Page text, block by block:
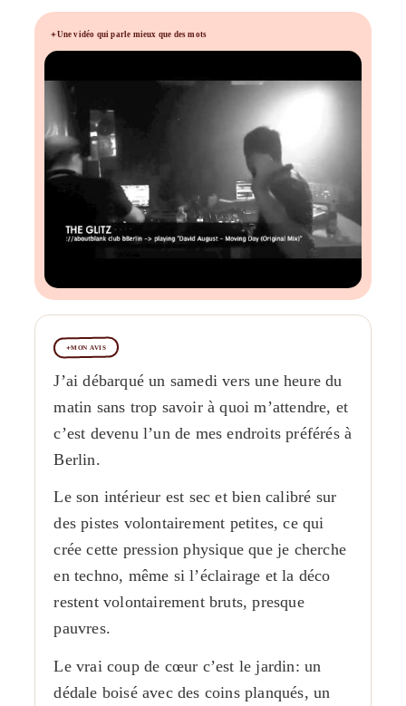
Une vidéo qui parle mieux que des mots
MON AVIS
J’ai débarqué un samedi vers une heure du
matin sans trop savoir à quoi m’attendre, et
c’est devenu l’un de mes endroits préférés à
Berlin.
Le son intérieur est sec et bien calibré sur
des pistes volontairement petites, ce qui
crée cette pression physique que je cherche
en techno, même si l’éclairage et la déco
restent volontairement bruts, presque
pauvres.
Le vrai coup de cœur c’est le jardin: un
dédale boisé avec des coins planqués, un